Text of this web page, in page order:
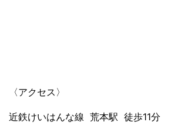
〈アクセス〉
近鉄けいはんな線 荒本駅 徒歩11分